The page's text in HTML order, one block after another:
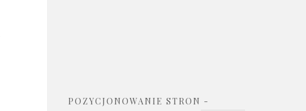
POZYCJONOWANIE STRON -